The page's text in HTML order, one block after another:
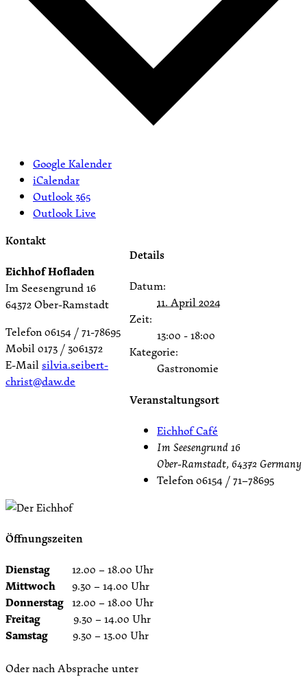
Google Kalender
iCalendar
Outlook 365
Outlook Live
Details
Datum:
11. April 2024
Zeit:
13:00 - 18:00
Kategorie:
Gastronomie
Veranstaltungsort
Eichhof Café
Im Seesengrund 16
Ober-Ramstadt, 64372 Germany
Telefon06154 / 71–78695
Kontakt
Eichhof Hofladen
Im Seesengrund 16
64372 Ober-Ramstadt
Telefon 06154 / 71-78695
Mobil 0173 / 3061372
E-Mailsilvia.seibert-
christ@daw.de
Öffnungszeiten
Dienstag 12.00 – 18.00 Uhr
Mittwoch 9.30 – 14.00 Uhr
Donnerstag 12.00 – 18.00 Uhr
Freitag 9.30 – 14.00 Uhr
Samstag 9.30 – 13.00 Uhr
Oder nach Absprache unter